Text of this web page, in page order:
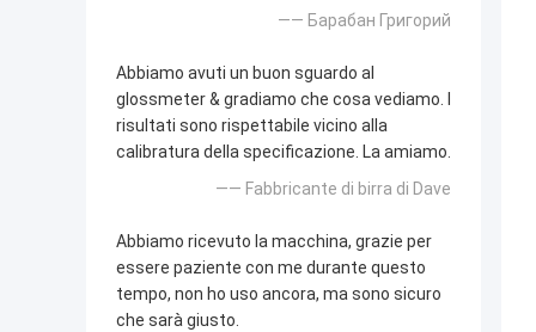
—— Барабан Григорий
Abbiamo avuti un buon sguardo al
glossmeter & gradiamo che cosa vediamo. I
risultati sono rispettabile vicino alla
calibratura della specificazione. La amiamo.
—— Fabbricante di birra di Dave
Abbiamo ricevuto la macchina, grazie per
essere paziente con me durante questo
tempo, non ho uso ancora, ma sono sicuro
che sarà giusto.